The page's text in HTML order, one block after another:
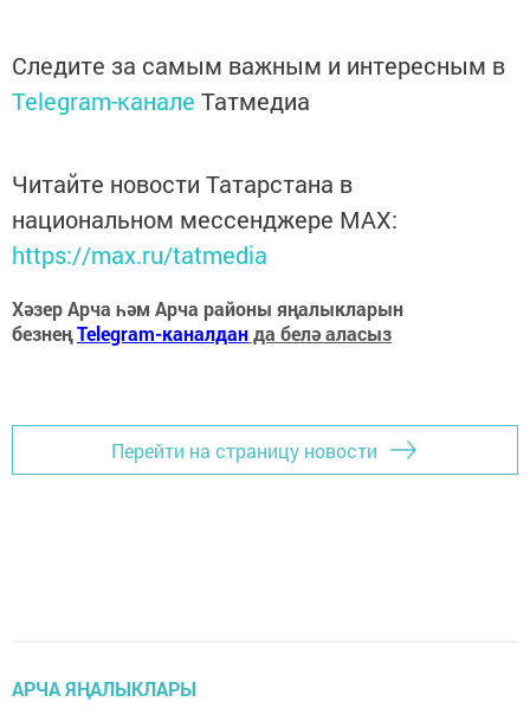
Следите за самым важным и интересным в
Telegram-канале Татмедиа
Читайте новости Татарстана в
национальном мессенджере MАХ:
https://max.ru/tatmedia
Хәзер Арча һәм Арча районы яңалыкларын
безнеңTelegram-каналданда белә аласыз
Перейти на страницу новости
АРЧА ЯҢАЛЫКЛАРЫ